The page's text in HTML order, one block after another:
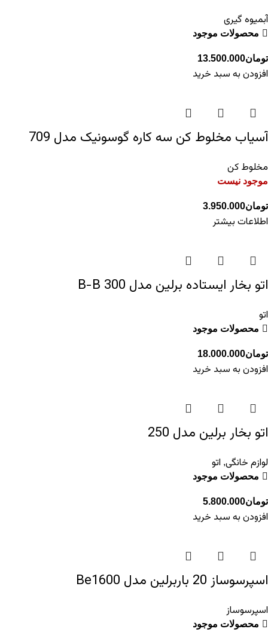
آبمیوه گیری
محصولات موجود
تومان13.500.000
افزودن به سبد خرید
آسیاب مخلوط کن سه کاره گوسونیک مدل 709
مخلوط کن
موجود نیست
تومان3.950.000
اطلاعات بیشتر
اتو بخار ایستاده برلین مدل 300 B-B
اتو
محصولات موجود
تومان18.000.000
افزودن به سبد خرید
اتو بخار برلین مدل 250
لوازم خانگی, اتو
محصولات موجود
تومان5.800.000
افزودن به سبد خرید
اسپرسوساز 20 باربرلین مدل Be1600
اسپرسوساز
محصولات موجود